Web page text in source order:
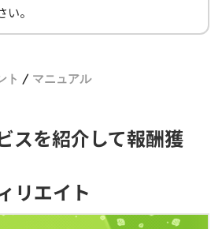
い。
ト マニュアル
スを紹介して報酬獲
リエイト